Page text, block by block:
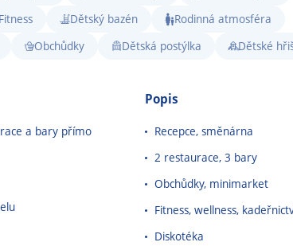
Fitness Dětský bazén
Rodinná atmosféra
Obchůdky Dětská postýlka Dětské
a bary přímo
Popis
Recepce, směnárna
2 restaurace, 3 bary
Obchůdky, minimarket
Fitness, wellness,
Diskotéka